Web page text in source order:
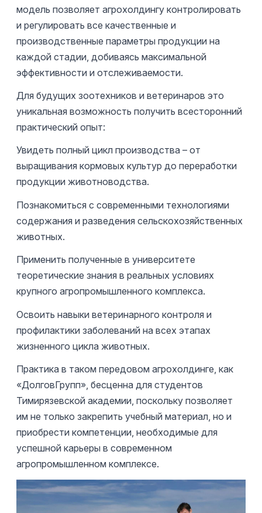
модель позволяет агрохолдингу контролировать
и регулировать все качественные и
производственные параметры продукции на
каждой стадии, добиваясь максимальной
эффективности и отслеживаемости.
Для будущих зоотехников и ветеринаров это
уникальная возможность получить всесторонний
практический опыт:
Увидеть полный цикл производства – от
выращивания кормовых культур до переработки
продукции животноводства.
Познакомиться с современными технологиями
содержания и разведения сельскохозяйственных
животных.
Применить полученные в университете
теоретические знания в реальных условиях
крупного агропромышленного комплекса.
Освоить навыки ветеринарного контроля и
профилактики заболеваний на всех этапах
жизненного цикла животных.
Практика в таком передовом агрохолдинге, как
«ДолговГрупп», бесценна для студентов
Тимирязевской академии, поскольку позволяет
им не только закрепить учебный материал, но и
приобрести компетенции, необходимые для
успешной карьеры в современном
агропромышленном комплексе.